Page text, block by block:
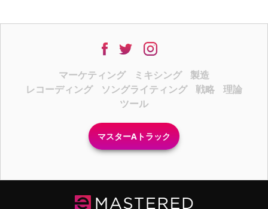
マーケティング ミキシング
製造
レコーディング
ソングライティング 戦略
理論
ツール
マスターAトラック